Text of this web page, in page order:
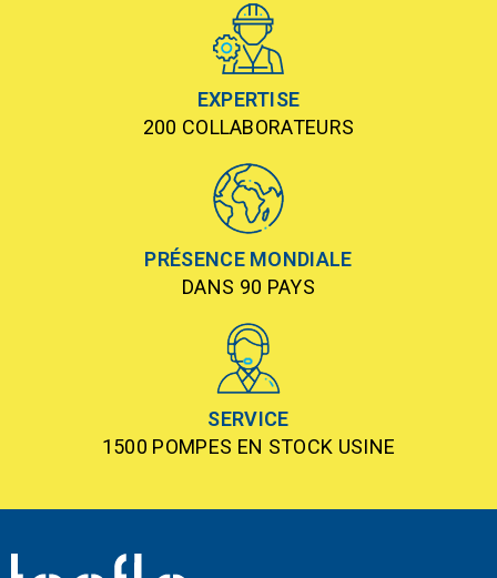
EXPERTISE
200 COLLABORATEURS
PRÉSENCE MONDIALE
DANS 90 PAYS
SERVICE
1500 POMPES EN STOCK USINE